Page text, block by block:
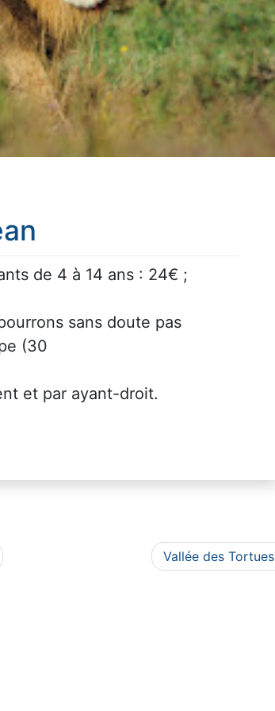
de 4 à 14 ans : 24€ ;
sans doute pas
(30
et par ayant-droit.
Vallée des Tortues